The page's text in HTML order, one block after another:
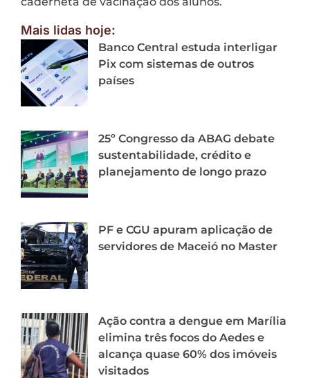
Mais lidas hoje:
Banco Central estuda interligar
Pix com sistemas de outros
países
25º Congresso da ABAG debate
sustentabilidade, crédito e
planejamento de longo prazo
PF e CGU apuram aplicação de
servidores de Maceió no Master
Ação contra a dengue em Marília
elimina três focos do Aedes e
alcança quase 60% dos imóveis
visitados